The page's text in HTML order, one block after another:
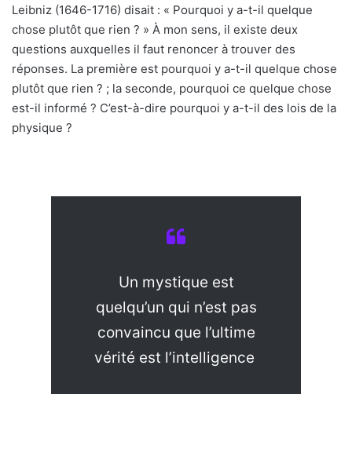
Leibniz (1646-1716) disait : « Pourquoi y a-t-il quelque
chose plutôt que rien ? » À mon sens, il existe deux
questions auxquelles il faut renoncer à trouver des
réponses. La première est pourquoi y a-t-il quelque chose
plutôt que rien ? ; la seconde, pourquoi ce quelque chose
est-il informé ? C’est-à-dire pourquoi y a-t-il des lois de la
physique ?
Un mystique est
quelqu’un qui n’est pas
convaincu que l’ultime
vérité est l’intelligence